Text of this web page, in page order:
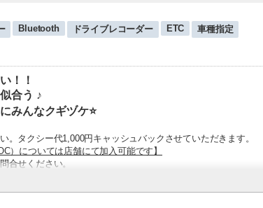
Bluetooth ドライブレコーダー ETC
車種指定
！！
合う ♪
みんなクギヅケ⭐️
。タクシー代1,000円キャッシュバックさせていただきます。
）については店舗にて加入可能です】
合せください。
しできない場合がございます。